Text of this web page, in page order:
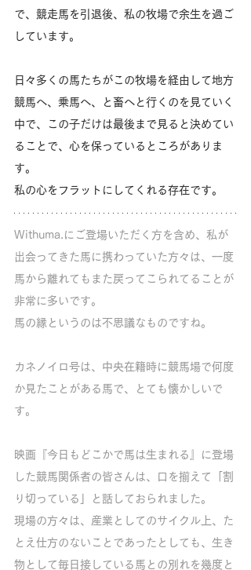
で、競走馬を引退後、私の牧場で余生を過ご
しています。
日々多くの馬たちがこの牧場を経由して地方
競馬へ、乗馬へ、と畜へと行くのを見ていく
中で、この子だけは最後まで見ると決めてい
ることで、心を保っているところがありま
す。
私の心をフラットにしてくれる存在です。
Withuma.にご登場いただく方を含め、私が
出会ってきた馬に携わっていた方々は、一度
馬から離れてもまた戻ってこられてることが
非常に多いです。
馬の縁というのは不思議なものですね。
カネノイロ号は、中央在籍時に競馬場で何度
か見たことがある馬で、とても懐かしいで
す。
映画『今日もどこかで馬は生まれる』に登場
した競馬関係者の皆さんは、口を揃えて「割
り切っている」と話しておられました。
現場の方々は、産業としてのサイクル上、た
とえ仕方のないことであったとしても、生き
物として毎日接している馬との別れを幾度と